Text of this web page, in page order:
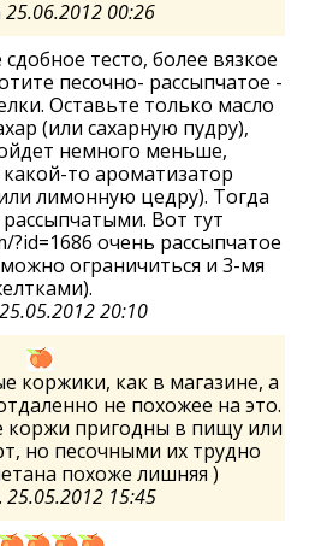
25.06.2012 00:26
тесто, более вязкое
песочно- рассыпчатое -
Оставьте только масло
(или сахарную пудру),
немного меньше,
то ароматизатор
лимонную цедру). Тогда
Вот тут
очень рассыпчатое
ограничиться и 3-мя
25.05.2012 20:10
коржики, как в магазине, а
не похожее на это.
коржи пригодны в пищу или
но песочными их трудно
похоже лишняя )
25.05.2012 15:45